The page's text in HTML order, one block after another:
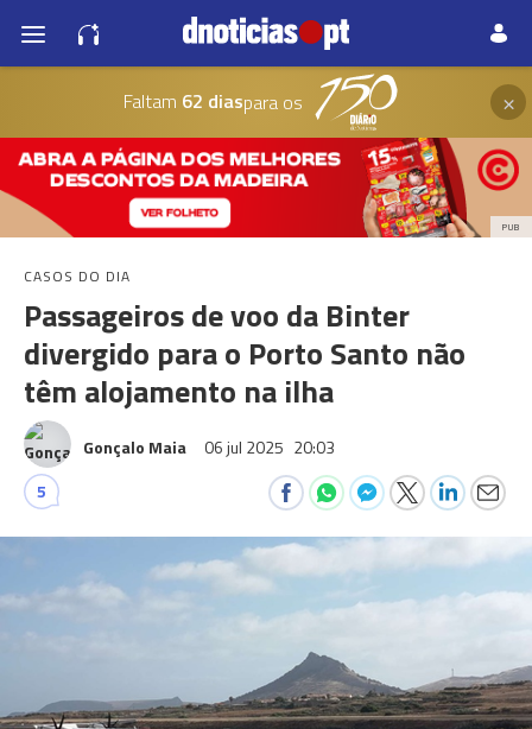
Faltam 62 diaspara os ×
PUB
CASOS DO DIA
Passageiros de voo da Binter
divergido para o Porto Santo não
têm alojamento na ilha
Gonçalo Maia 06 jul 2025 20:03
5